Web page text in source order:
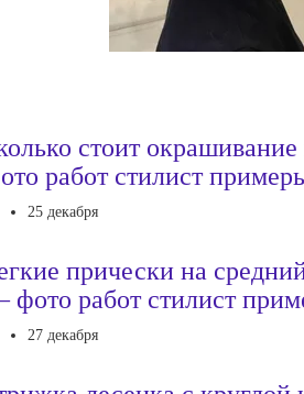
стоит
работ стилист
25 декабря
прически на
работ стилист
27 декабря